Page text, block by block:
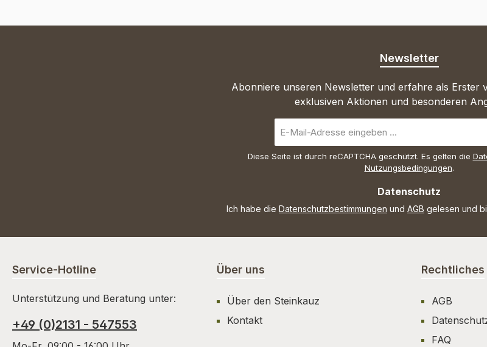
Newsletter
Abonniere unseren Newsletter und erfahre als Erster
exklusiven Aktionen und besonderen
Mail-
Diese Seite ist durch reCAPTCHA geschützt. Es gelten die
Nutzungsbedingungen.
Datenschutz
Ich habe die Datenschutzbestimmungen und AGB gelesen und
Service-Hotline
Unterstützung und Beratung unter:
+49 (0)2131 - 547553
Über uns
Über den Steinkauz
Kontakt
Rechtliches
AGB
FAQ